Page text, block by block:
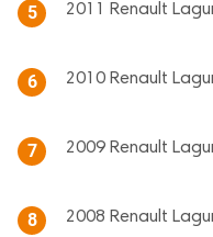
5 2011 Renault
6 2010 Renault
7 2009 Renault
8 2008 Renault